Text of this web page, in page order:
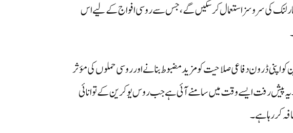
لنک کی سروسز استعمال کر سکیں گے، جس سے روسی افواج کے لیے اس
کو اپنی ڈرون دفاعی صلاحیت کو مزید مضبوط بنانے اور روسی حملوں کی مؤثر
پیش رفت ایسے وقت میں سامنے آئی ہے جب روس یوکرین کے توانائی
کر رہا ہے۔